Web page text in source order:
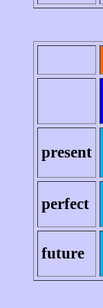
present
perfect
future